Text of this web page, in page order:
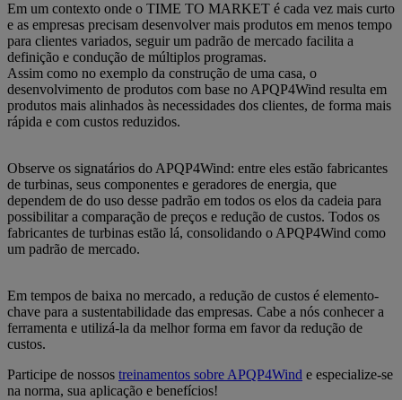
Em um contexto onde o TIME TO MARKET é cada vez mais curto
e as empresas precisam desenvolver mais produtos em menos tempo
para clientes variados, seguir um padrão de mercado facilita a
definição e condução de múltiplos programas.
Assim como no exemplo da construção de uma casa, o
desenvolvimento de produtos com base no APQP4Wind resulta em
produtos mais alinhados às necessidades dos clientes, de forma mais
rápida e com custos reduzidos.
Observe os signatários do APQP4Wind: entre eles estão fabricantes
de turbinas, seus componentes e geradores de energia, que
dependem de do uso desse padrão em todos os elos da cadeia para
possibilitar a comparação de preços e redução de custos. Todos os
fabricantes de turbinas estão lá, consolidando o APQP4Wind como
um padrão de mercado.
Em tempos de baixa no mercado, a redução de custos é elemento-
chave para a sustentabilidade das empresas. Cabe a nós conhecer a
ferramenta e utilizá-la da melhor forma em favor da redução de
custos.
Participe de nossos treinamentos sobre APQP4Wind e especialize-se
na norma, sua aplicação e benefícios!